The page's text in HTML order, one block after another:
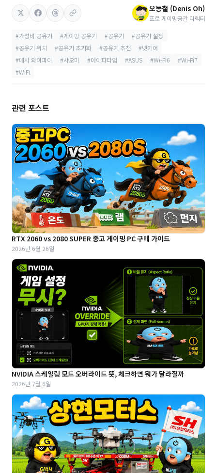
오동철 (Denis Oh)
프로 게이밍공간 디렉터
#가성비 공유기 #게이밍 공유기 #공유기
#공유기 설정
#공유기 위치
#공유기 초기화 #공유기 추천
#넷기어
#메시 와이파이
#샤오미 #아이피타임 #ASUS #Wi-Fi6
#Wi-Fi7
#WiFi
관련 포스트
RTX 2060 vs 2080 SUPER 중고 게이밍 PC 구매 가이드
2026년 6월 26일
NVIDIA 스케일링 모드 오버라이드 뜻, 체크하면 뭐가 달라질까
2026년 7월 6일